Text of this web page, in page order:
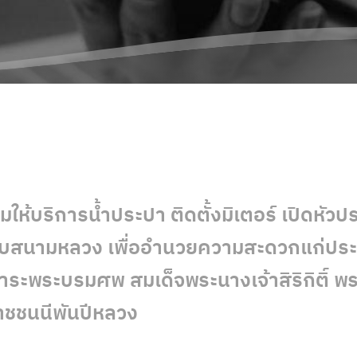
ห้บริการน้ำประปา ติดตั้งมิเตอร์ เปิดหัวป
นามหลวง เพื่ออำนวยความสะดวกแก่ปร
ะพระบรมศพ สมเด็จพระนางเจ้าสิริกิติ์ พ
ชชนนีพันปีหลวง